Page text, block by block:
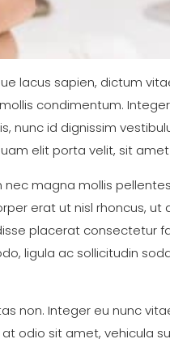
lacus sapien, dictum
condimentum.
nunc id dignissim
elit porta velit, sit
magna mollis
erat ut nisl rhoncus, ut
placerat consectetur
ligula ac sollicitudin
non. Integer eu nunc
odio sit amet, vehicula